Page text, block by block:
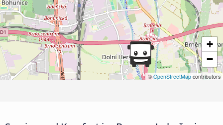
+
−
©OpenStreetMap contributors